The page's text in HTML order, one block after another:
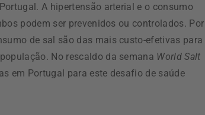
A hipertensão arterial e o consumo
podem ser prevenidos ou controlados. Por
de sal são das mais custo-efetivas para
No rescaldo da semana World Salt
em Portugal para este desafio de saúde